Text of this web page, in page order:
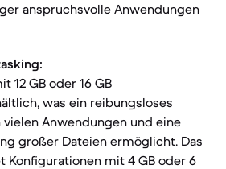
anspruchsvolle Anwendungen
12 GB oder 16 GB
was ein reibungsloses
Anwendungen und eine
großer Dateien ermöglicht. Das
Konfigurationen mit 4 GB oder 6